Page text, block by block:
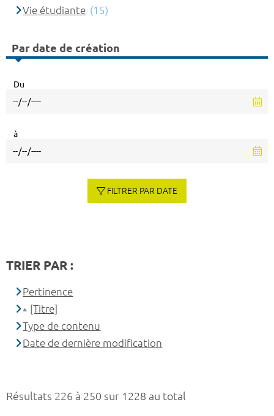
Résultats 226 à 250 sur 1228 au total
Vie étudiante (15)
Par date de création
Du
à
FILTRER PAR DATE
TRIER PAR :
Pertinence
[Titre]
Type de contenu
Date de dernière modification